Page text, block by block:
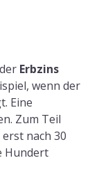
Erbzins
wenn der
Eine
Zum Teil
nach 30
Hundert